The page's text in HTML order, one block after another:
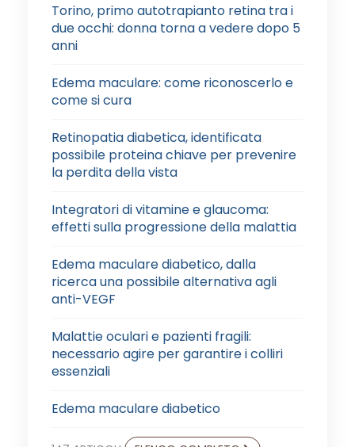
Torino, primo autotrapianto retina tra i
due occhi: donna torna a vedere dopo 5
anni
Edema maculare: come riconoscerlo e
come si cura
Retinopatia diabetica, identificata
possibile proteina chiave per prevenire
la perdita della vista
Integratori di vitamine e glaucoma:
effetti sulla progressione della malattia
Edema maculare diabetico, dalla
ricerca una possibile alternativa agli
anti-VEGF
Malattie oculari e pazienti fragili:
necessario agire per garantire i colliri
essenziali
Edema maculare diabetico